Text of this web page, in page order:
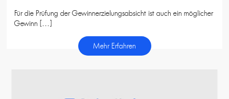
Für die Prüfung der Gewinnerzielungsabsicht ist auch ein möglicher
Gewinn […]
Mehr Erfahren